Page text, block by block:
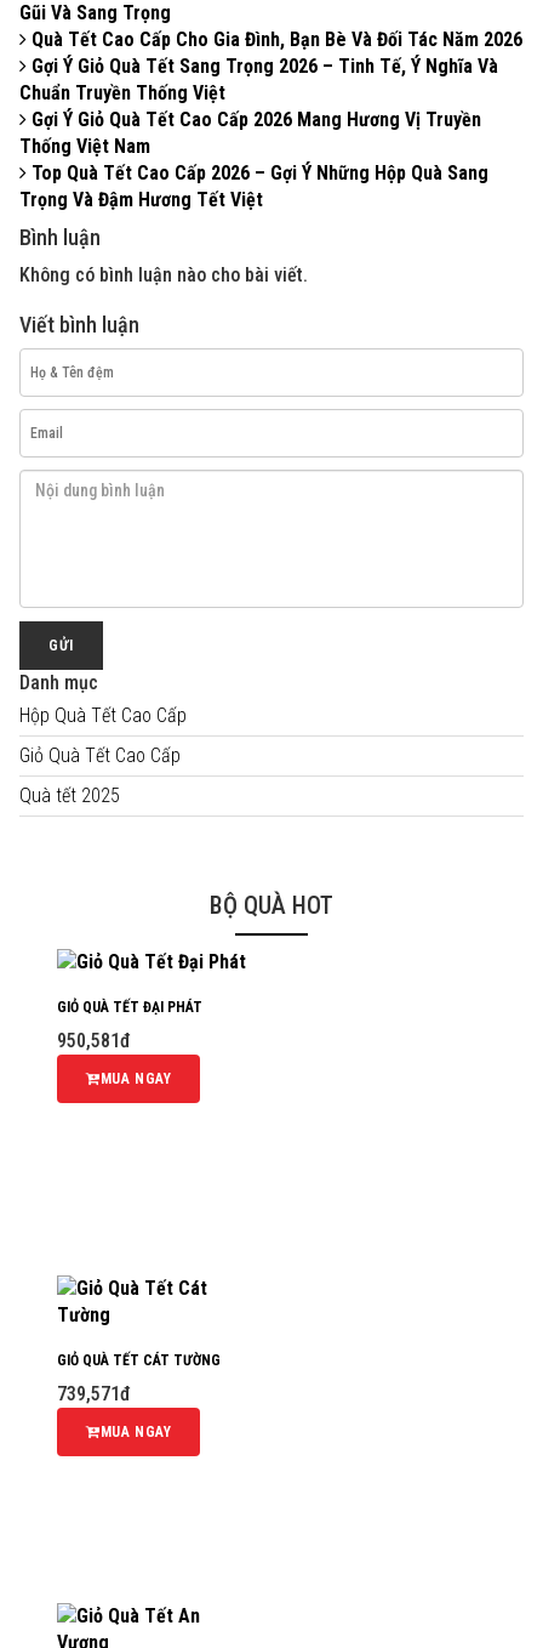
Gũi Và Sang Trọng
Quà Tết Cao Cấp Cho Gia Đình, Bạn Bè Và Đối Tác Năm 2026
Gợi Ý Giỏ Quà Tết Sang Trọng 2026 – Tinh Tế, Ý Nghĩa Và
Chuẩn Truyền Thống Việt
Gợi Ý Giỏ Quà Tết Cao Cấp 2026 Mang Hương Vị Truyền
Thống Việt Nam
Top Quà Tết Cao Cấp 2026 – Gợi Ý Những Hộp Quà Sang
Trọng Và Đậm Hương Tết Việt
Bình luận
Không có bình luận nào cho bài viết.
Viết bình luận
GỬI
Danh mục
Hộp Quà Tết Cao Cấp
Giỏ Quà Tết Cao Cấp
Quà tết 2025
BỘ QUÀ HOT
GIỎ QUÀ TẾT ĐẠI PHÁT
950,581đ
MUA NGAY
GIỎ QUÀ TẾT CÁT TƯỜNG
739,571đ
MUA NGAY